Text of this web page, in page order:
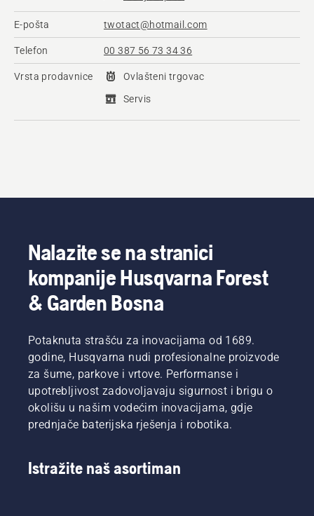
E-pošta twotact@hotmail.com
Telefon 00 387 56 73 34 36
Vrsta prodavnice
Ovlašteni trgovac
Servis
Nalazite se na stranici
kompanije Husqvarna Forest
& Garden Bosna
Potaknuta strašću za inovacijama od 1689.
godine, Husqvarna nudi profesionalne proizvode
za šume, parkove i vrtove. Performanse i
upotrebljivost zadovoljavaju sigurnost i brigu o
okolišu u našim vodećim inovacijama, gdje
prednjače baterijska rješenja i robotika.
Istražite naš asortiman